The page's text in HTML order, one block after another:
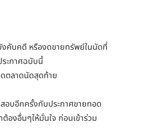
คับคดี หรืองดขายทรัพย์ในนัดที่
ระกาศฉบับนี้
ตลาดนัดสุดท้าย
อบอีกครั้งกับประกาศขายทอด
องอื่นๆให้มั่นใจ ก่อนเข้าร่วม